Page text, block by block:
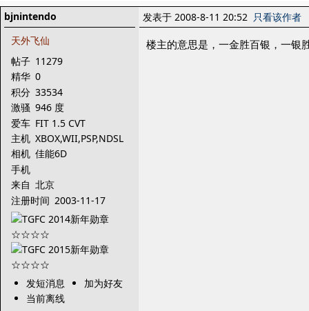
bjnintendo
天外飞仙
帖子 11279
精华 0
积分 33534
激骚 946 度
爱车 FIT 1.5 CVT
主机 XBOX,WII,PSP,NDSL
相机 佳能6D
手机
来自 北京
注册时间 2003-11-17
发短消息
加为好友
当前离线
发表于 2008-8-11 20:52 只看该作者
楼主的意思是，一金胜百银，一银